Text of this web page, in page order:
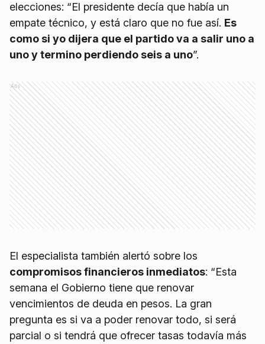
elecciones: “El presidente decía que había un
empate técnico, y está claro que no fue así. Es
como si yo dijera que el partido va a salir uno a
uno y termino perdiendo seis a uno”.
Ads
El especialista también alertó sobre los
compromisos financieros inmediatos: “Esta
semana el Gobierno tiene que renovar
vencimientos de deuda en pesos. La gran
pregunta es si va a poder renovar todo, si será
parcial o si tendrá que ofrecer tasas todavía más